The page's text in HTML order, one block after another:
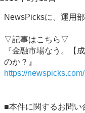
NewsPicksに、運用
▽記事はこちら▽
『金融市場なう。【
のか？』
https://
■本件に関するお問い